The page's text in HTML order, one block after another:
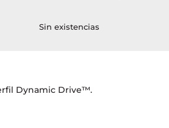
Sin existencias
Dynamic Drive™.